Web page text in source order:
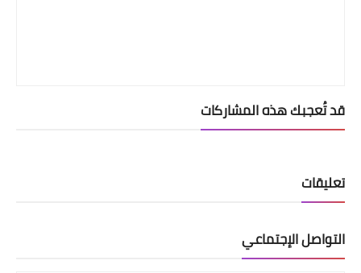
قد تُعجبك هذه المشاركات
تعليقات
التواصل الإجتماعي